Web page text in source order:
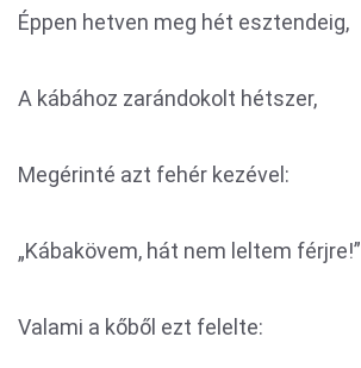
Éppen hetven meg hét esztendeig,
A kábához zarándokolt hétszer,
Megérinté azt fehér kezével:
„Kábakövem, hát nem leltem férjre!”
Valami a kőből ezt felelte: